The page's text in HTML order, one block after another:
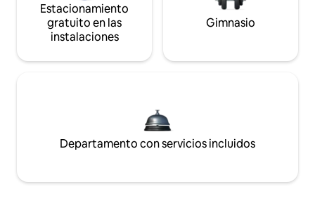
Estacionamiento
gratuito en las
instalaciones
Gimnasio
Departamento con servicios incluidos